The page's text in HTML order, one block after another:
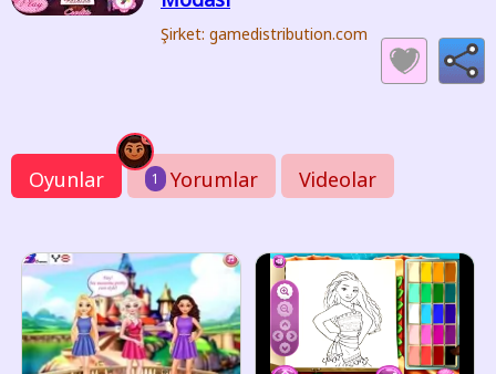
Şirket: gamedistribution.com
Oyunlar 1 Yorumlar Videolar